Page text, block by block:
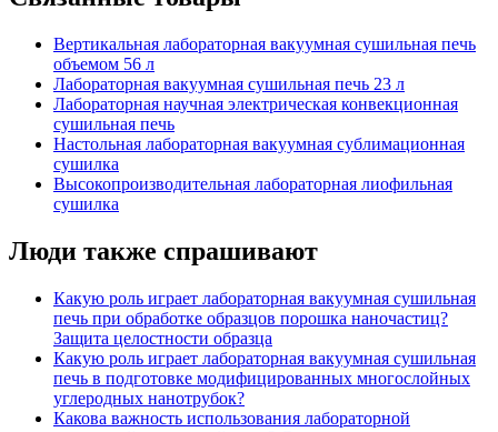
Вертикальная лабораторная вакуумная сушильная печь
объемом 56 л
Лабораторная вакуумная сушильная печь 23 л
Лабораторная научная электрическая конвекционная
сушильная печь
Настольная лабораторная вакуумная сублимационная
сушилка
Высокопроизводительная лабораторная лиофильная
сушилка
Люди также спрашивают
Какую роль играет лабораторная вакуумная сушильная
печь при обработке образцов порошка наночастиц?
Защита целостности образца
Какую роль играет лабораторная вакуумная сушильная
печь в подготовке модифицированных многослойных
углеродных нанотрубок?
Какова важность использования лабораторной